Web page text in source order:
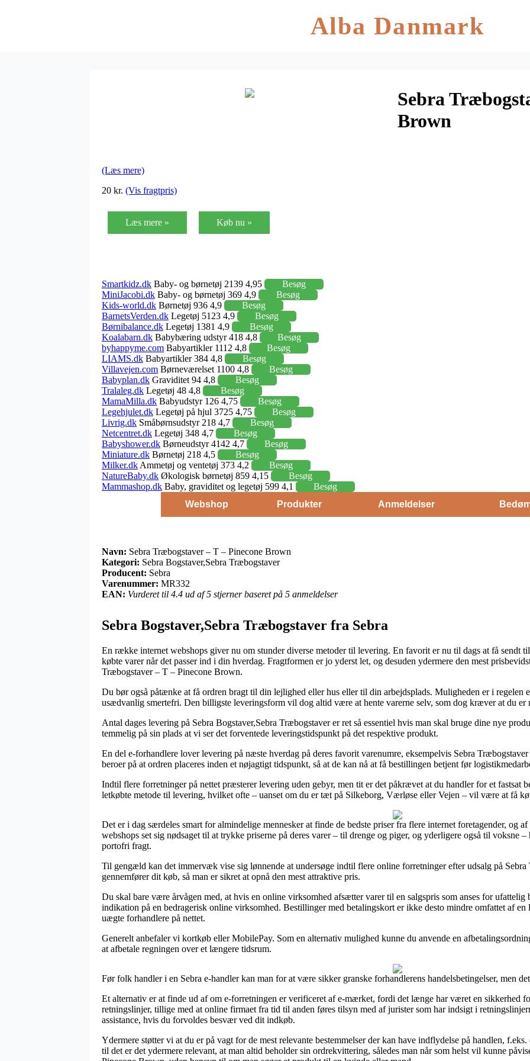
Alba Danmark
Sebra
Brown
(Læs mere)
20 kr. (Vis fragtpris)
Læs mere » Køb nu »
Smartkidz.dk Baby- og børnetøj 2139 4,95
Besøg
MiniJacobi.dk Baby- og børnetøj 369 4,9
Besøg
Kids-world.dk Børnetøj 936 4,9
Besøg
BarnetsVerden.dk Legetøj 5123 4,9
Besøg
Børnibalance.dk Legetøj 1381 4,9
Besøg
Koalabarn.dk Babybæring udstyr 418 4,8
Besøg
byhappyme.com Babyartikler 1112 4,8
Besøg
LIAMS.dk Babyartikler 384 4,8
Besøg
Villavejen.com Børneværelset 1100 4,8
Besøg
Babyplan.dk Graviditet 94 4,8
Besøg
Tralaleg.dk Legetøj 48 4,8
Besøg
MamaMilla.dk Babyudstyr 126 4,75
Besøg
Legehjulet.dk Legetøj på hjul 3725 4,75
Besøg
Livrig.dk Småbørnsudstyr 218 4,7
Besøg
Netcentret.dk Legetøj 348 4,7
Besøg
Babyshower.dk Børneudstyr 4142 4,7
Besøg
Miniature.dk Børnetøj 218 4,5
Besøg
Milker.dk Ammetøj og ventetøj 373 4,2
Besøg
NatureBaby.dk Økologisk børnetøj 859 4,15
Besøg
Mammashop.dk Baby, graviditet og legetøj 599 4,1
Besøg
Webshop
Produkter Anmeldelser
Navn: Sebra Træbogstaver – T – Pinecone Brown
Kategori: Sebra Bogstaver,Sebra Træbogstaver
Producent: Sebra
Varenummer: MR332
EAN: Vurderet til 4.4 ud af 5 stjerner baseret på 5 anmeldelser
Sebra Bogstaver,Sebra Træbogstaver fra Sebra
En række internet webshops giver nu om stunder diverse metoder til levering. En favorit er nu til dags at få sendt
købte varer når det passer ind i din hverdag. Fragtformen er jo yderst let, og desuden ydermere den mest
Træbogstaver – T – Pinecone Brown.
Du bør også påtænke at få ordren bragt til din lejlighed eller hus eller til din arbejdsplads. Muligheden er i regelen
usædvanlig smertefri. Den billigste leveringsform vil dog altid være at hente varerne selv, som dog kræver at du er
Antal dages levering på Sebra Bogstaver,Sebra Træbogstaver er ret så essentiel hvis man skal bruge dine nye
temmelig på sin plads at vi ser det forventede leveringstidspunkt på det respektive produkt.
En del e-forhandlere lover levering på næste hverdag på deres favorit varenumre, eksempelvis Sebra
beroer på at ordren placeres inden et nøjagtigt tidspunkt, så at de kan nå at få bestillingen betjent før
Indtil flere forretninger på nettet præsterer levering uden gebyr, men tit er det påkrævet at du handler for et fastsat
letkøbte metode til levering, hvilket ofte – uanset om du er tæt på Silkeborg, Værløse eller Vejen – vil være at få
Det er i dag særdeles smart for almindelige mennesker at finde de bedste priser fra flere internet foretagender, og
webshops set sig nødsaget til at trykke priserne på deres varer – til drenge og piger, og yderligere også til voksne
portofri fragt.
Til gengæld kan det immervæk vise sig lønnende at undersøge indtil flere online forretninger efter udsalg på
gennemfører dit køb, så man er sikret at opnå den mest attraktive pris.
Du skal bare være årvågen med, at hvis en online virksomhed afsætter varer til en salgspris som anses for
indikation på en bedragerisk online virksomhed. Bestillinger med betalingskort er ikke desto mindre omfattet af
uægte forhandlere på nettet.
Generelt anbefaler vi kortkøb eller MobilePay. Som en alternativ mulighed kunne du anvende en
at afbetale regningen over et længere tidsrum.
Før folk handler i en Sebra e-handler kan man for at være sikker granske forhandlerens handelsbetingelser, men
Et alternativ er at finde ud af om e-forretningen er verificeret af e-mærket, fordi det længe har været en sikkerhed
retningslinjer, tillige med at online firmaet fra tid til anden føres tilsyn med af jurister som har indsigt i
assistance, hvis du forvoldes besvær ved dit indkøb.
Ydermere støtter vi at du er på vagt for de mest relevante bestemmelser der kan have indflydelse på handlen,
til det er det ydermere relevant, at man altid beholder sin ordrekvittering, således man når som helst vil kunne